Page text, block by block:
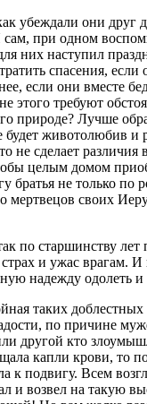
убеждали они
при одном
них наступил
спасения,
если они вместе
этого требуют
природе? Лучше
животолюбив и
сделает
целым домом
братья не только
мертвецов своих
по старшинству
и ужас врагам. И
надежду одолеть и
таких
по причине
другой кто
капли крови, то
к подвигу. Всем
и возвел на